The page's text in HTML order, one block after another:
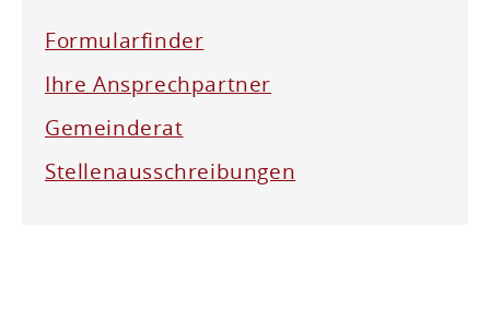
Formularfinder
Ihre Ansprechpartner
Gemeinderat
Stellenausschreibungen